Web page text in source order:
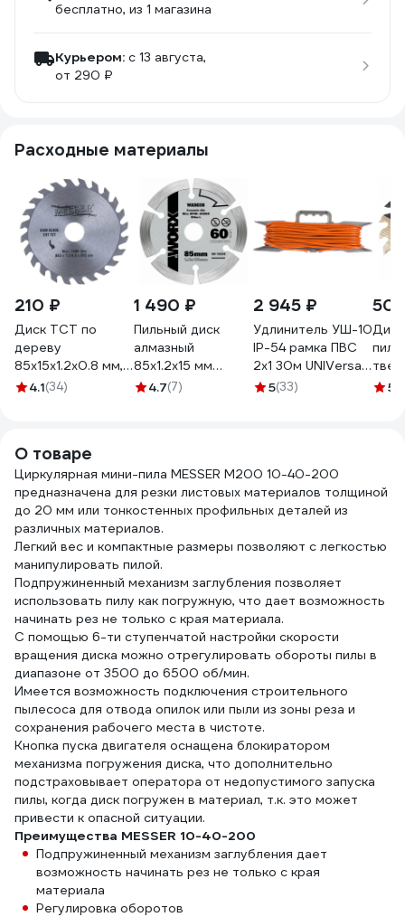
бесплатно, из 1 магазина
Курьером: c 13 августа,
от 290 ₽
Расходные материалы
210 ₽
Диск ТСТ по
дереву
85x15x1.2x0.8 мм,
24Т для
4.1(34)
1 490 ₽
Пильный диск
алмазный
85x1.2x15 мм
WORX WA5038
4.7(7)
2 945 ₽
Удлинитель УШ-10
IP-54 рамка ПВС
2x1 30м UNIVersal
9632793
5(33)
пил
5
О товаре
Циркулярная мини-пила MESSER M200 10-40-200
предназначена для резки листовых материалов толщиной
до 20 мм или тонкостенных профильных деталей из
различных материалов.
Легкий вес и компактные размеры позволяют с легкостью
манипулировать пилой.
Подпружиненный механизм заглубления позволяет
использовать пилу как погружную, что дает возможность
начинать рез не только с края материала.
С помощью 6-ти ступенчатой настройки скорости
вращения диска можно отрегулировать обороты пилы в
диапазоне от 3500 до 6500 об/мин.
Имеется возможность подключения строительного
пылесоса для отвода опилок или пыли из зоны реза и
сохранения рабочего места в чистоте.
Кнопка пуска двигателя оснащена блокиратором
механизма погружения диска, что дополнительно
подстраховывает оператора от недопустимого запуска
пилы, когда диск погружен в материал, т.к. это может
привести к опасной ситуации.
Преимущества MESSER 10-40-200
Подпружиненный механизм заглубления дает
возможность начинать рез не только с края
материала
Регулировка оборотов